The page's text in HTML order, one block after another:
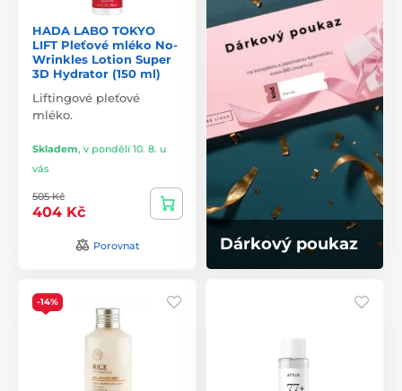
HADA LABO TOKYO
LIFT Pleťové mléko No-
Wrinkles Lotion Super
3D Hydrator (150 ml)
Liftingové pleťové
mléko.
Skladem, v pondělí 10. 8. u
vás
505 Kč
404 Kč
Porovnat Dárkový poukaz
-14%